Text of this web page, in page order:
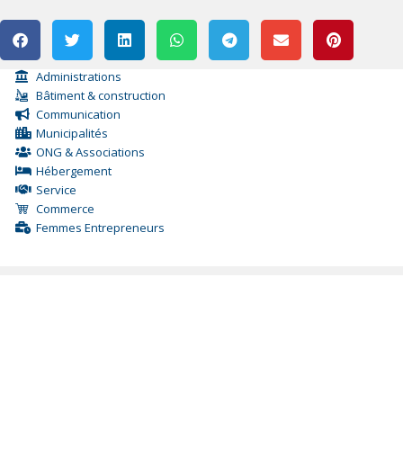
Administrations
Bâtiment & construction
Communication
Municipalités
ONG & Associations
Hébergement
Service
Commerce
Femmes Entrepreneurs